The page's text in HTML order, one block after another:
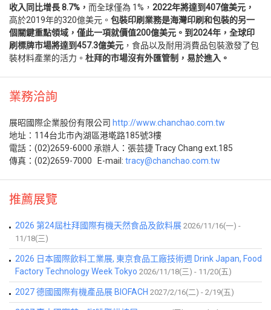
收入同比增長 8.7%， 而全球僅為 1%， 2022年將達到407億美元，
高於2019年的320億美元。 包裝印刷業務是海灣印刷和包裝的另一
個關鍵重點領域，僅此一項就價值200億美元。到2024年，全球印
刷標牌市場將達到457.3億美元 ，食品以及耐用消費品包裝激發了包
裝材料產業的活力。 杜拜的市場沒有外匯管制，易於進入。
業務洽詢
展昭國際企業股份有限公司 http://www.chanchao.com.tw
地址：114台北市內湖區港墘路185號3樓
電話：(02)2659-6000 承辦人：張芸捷 Tracy Chang ext.185
傳真：(02)2659-7000 E-mail: tracy@chanchao.com.tw
推薦展覽
2026 第24屆杜拜國際有機天然食品及飲料展 2026/11/16(一) -
11/18(三)
2026 日本國際飲料工業展, 東京食品工廠技術週 Drink Japan, Food
Factory Technology Week Tokyo 2026/11/18(三) - 11/20(五)
2027 德國國際有機產品展 BIOFACH 2027/2/16(二) - 2/19(五)